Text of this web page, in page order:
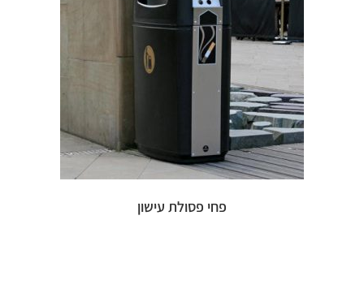
פחי פסולת עישון